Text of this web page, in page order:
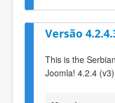
Versão
This is the
Joomla! 4.2.4 (v3)